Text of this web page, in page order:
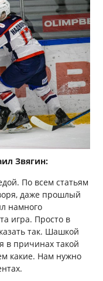
Звягин:
По всем статьям
даже прошлый
намного
игра. Просто в
так. Шашкой
в причинах такой
какие. Нам нужно